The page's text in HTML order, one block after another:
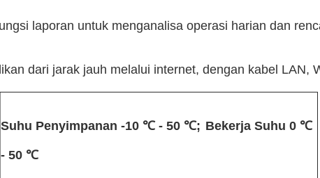
laporan untuk menganalisa operasi harian dan
dari jarak jauh melalui internet, dengan kabel LAN,
Suhu Penyimpanan -10 ℃ - 50 ℃; Bekerja Suhu 0 ℃
- 50 ℃